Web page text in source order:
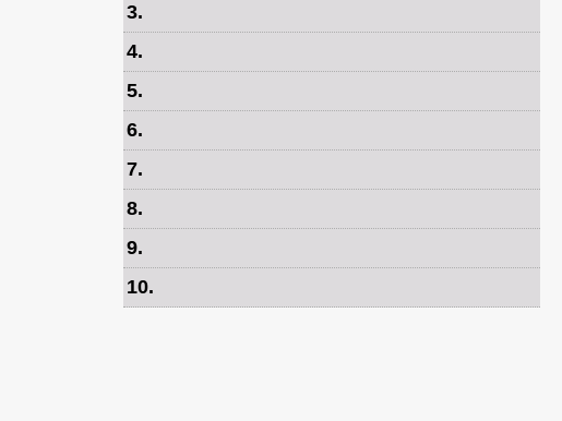
3.
4.
5.
6.
7.
8.
9.
10.